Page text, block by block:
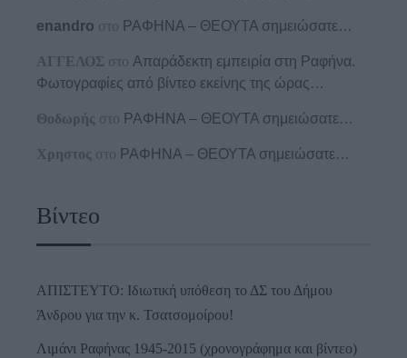
enandro στο ΡΑΦΗΝΑ – ΘΕΟΥΤΑ σημειώσατε…
ΑΓΓΕΛΟΣ στο Απαράδεκτη εμπειρία στη Ραφήνα.
Φωτογραφίες από βίντεο εκείνης της ώρας…
Θοδωρής στο ΡΑΦΗΝΑ – ΘΕΟΥΤΑ σημειώσατε…
Χρηστος στο ΡΑΦΗΝΑ – ΘΕΟΥΤΑ σημειώσατε…
Βίντεο
ΑΠΙΣΤΕΥΤΟ: Ιδιωτική υπόθεση το ΔΣ του Δήμου
Άνδρου για την κ. Τσατσομοίρου!
Λιμάνι Ραφήνας 1945-2015 (χρονογράφημα και βίντεο)